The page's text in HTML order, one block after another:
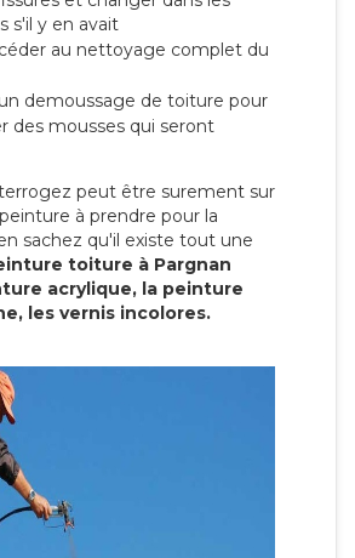
s'il y en avait
au nettoyage complet du
demoussage de toiture pour
des mousses qui seront
peut être surement sur
à prendre pour la
sachez qu'il existe tout une
toiture à Pargnan
acrylique, la peinture
les vernis incolores.